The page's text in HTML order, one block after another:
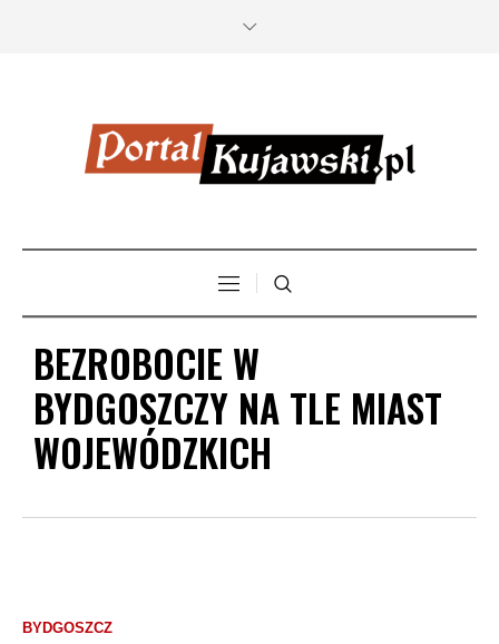
BEZROBOCIE W
BYDGOSZCZY NA TLE MIAST
WOJEWÓDZKICH
BYDGOSZCZ